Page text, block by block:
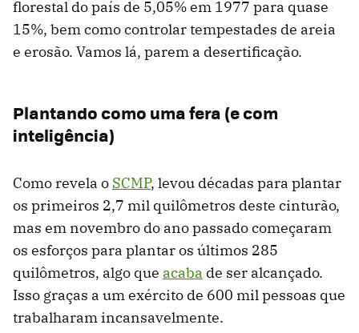
florestal do país de 5,05% em 1977 para quase
15%, bem como controlar tempestades de areia
e erosão. Vamos lá, parem a desertificação.
Plantando como uma fera (e com
inteligência)
Como revela o SCMP, levou décadas para plantar
os primeiros 2,7 mil quilômetros deste cinturão,
mas em novembro do ano passado começaram
os esforços para plantar os últimos 285
quilômetros, algo que acaba de ser alcançado.
Isso graças a um exército de 600 mil pessoas que
trabalharam incansavelmente.